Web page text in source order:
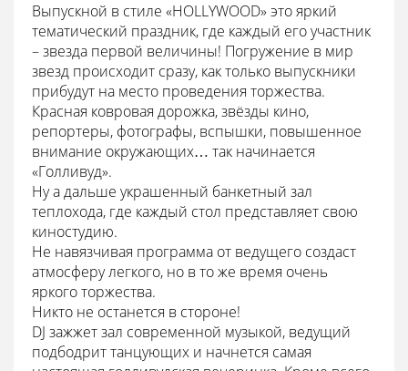
Выпускной в стиле «HOLLYWOOD» это яркий
тематический праздник, где каждый его участник
– звезда первой величины! Погружение в мир
звезд происходит сразу, как только выпускники
прибудут на место проведения торжества.
Красная ковровая дорожка, звёзды кино,
репортеры, фотографы, вспышки, повышенное
внимание окружающих… так начинается
«Голливуд».
Ну а дальше украшенный банкетный зал
теплохода, где каждый стол представляет свою
киностудию.
Не навязчивая программа от ведущего создаст
атмосферу легкого, но в то же время очень
яркого торжества.
Никто не останется в стороне!
DJ зажжет зал современной музыкой, ведущий
подбодрит танцующих и начнется самая